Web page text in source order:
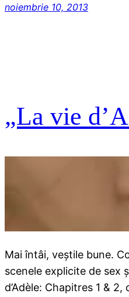
noiembrie 10, 2013
„La vie
Mai întâi, veştile bune.
scenele explicite de sex
d’Adèle: Chapitres 1 &